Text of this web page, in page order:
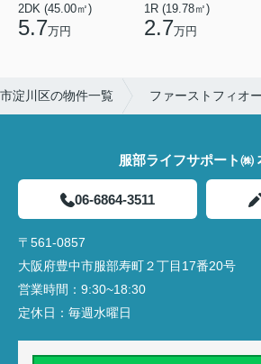
2DK (45.00㎡)
5.7万円
1R (19.78㎡)
2.7万円
淀川区の物件一覧 ファーストフィオ
服部ライフサポート㈱
06-6864-3511
〒561-0857
大阪府豊中市服部寿町２丁目17番20号
営業時間： 9:30~18:30
定休日： 毎週水曜日